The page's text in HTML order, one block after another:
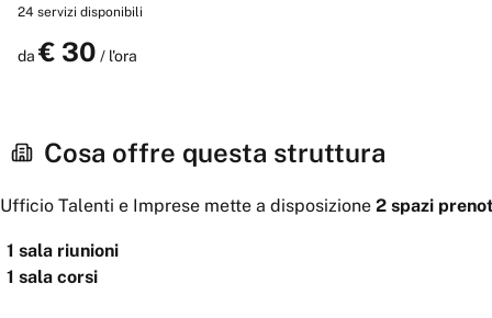
24 servizi disponibili
da € 30 / l'ora
Cosa offre questa struttura
Ufficio Talenti e Imprese mette a disposizione 2 spazi
1 sala riunioni
1 sala corsi